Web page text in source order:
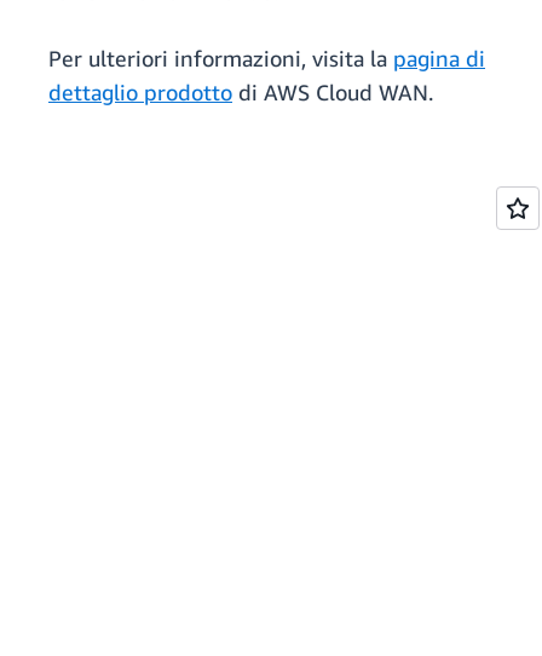
Per ulteriori informazioni, visita la pagina di
dettaglio prodotto di AWS Cloud WAN.